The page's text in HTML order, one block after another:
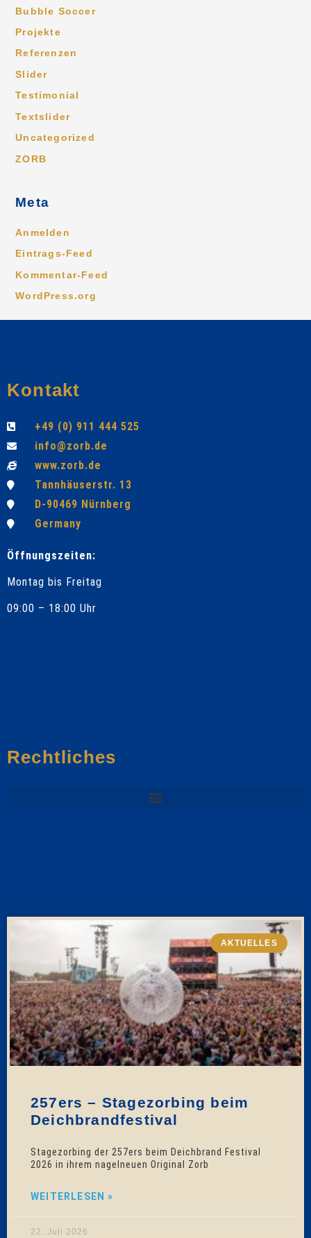
Bubble Soccer
Projekte
Referenzen
Slider
Testimonial
Textslider
Uncategorized
ZORB
Meta
Anmelden
Eintrags-Feed
Kommentar-Feed
WordPress.org
Kontakt
+49 (0) 911 444 525
info@zorb.de
www.zorb.de
Tannhäuserstr. 13
D-90469 Nürnberg
Germany
Öffnungszeiten:
Montag bis Freitag
09:00 – 18:00 Uhr
Rechtliches
AKTUELLES
257ers – Stagezorbing beim
Deichbrandfestival
Stagezorbing der 257ers beim Deichbrand Festival
2026 in ihrem nagelneuen Original Zorb
WEITERLESEN »
22. Juli 2026